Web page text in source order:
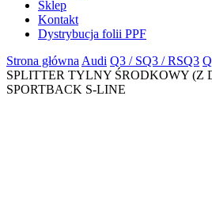
Sklep
Kontakt
Dystrybucja folii PPF
Strona główna Audi Q3 / SQ3 / RSQ3
SPLITTER TYLNY ŚRODKOWY (Z
SPORTBACK S-LINE